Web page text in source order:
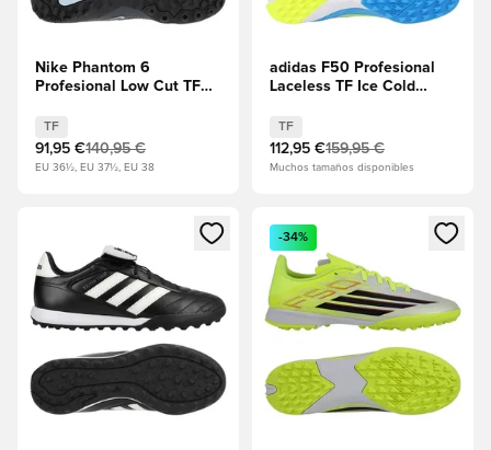
Nike Phantom 6
Profesional Low Cut TF
TF
91,95 €140,95 €
EU 36½, EU 37½, EU 38
adidas F50 Profesional
Laceless TF Ice Cold
Blue/Amarillo solar/Light
Utility Aqua
TF
112,95 €159,95 €
Muchos tamaños disponibles
Abre un modal para iniciar sesión o registrarse como
Abre un modal para iniciar
-34%